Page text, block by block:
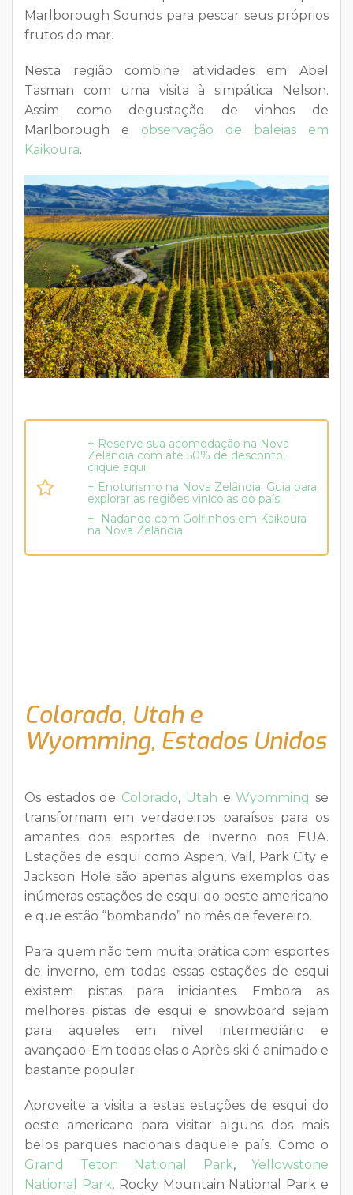
Marlborough Sounds para pescar seus próprios
frutos do mar.
Nesta região combine atividades em Abel
Tasman com uma visita à simpática Nelson.
Assim como degustação de vinhos de
Marlborough e observação de baleias em
Kaikoura.
+ Reserve sua acomodação na Nova
Zelândia com até 50% de desconto,
clique aqui!
+ Enoturismo na Nova Zelândia: Guia para
explorar as regiões vinícolas do país
+ Nadando com Golfinhos em Kaikoura
na Nova Zelândia
Colorado, Utah e
Wyomming, Estados Unidos
Os estados de Colorado, Utah eWyomming se
transformam em verdadeiros paraísos para os
amantes dos esportes de inverno nos EUA.
Estações de esqui como Aspen, Vail, Park City e
Jackson Hole são apenas alguns exemplos das
inúmeras estações de esqui do oeste americano
e que estão “bombando” no mês de fevereiro.
Para quem não tem muita prática com esportes
de inverno, em todas essas estações de esqui
existem pistas para iniciantes. Embora as
melhores pistas de esqui e snowboard sejam
para aqueles em nível intermediário e
avançado. Em todas elas o Après-ski é animado e
bastante popular.
Aproveite a visita a estas estações de esqui do
oeste americano para visitar alguns dos mais
belos parques nacionais daquele país. Como o
Grand Teton National Park, Yellowstone
National Park, Rocky Mountain National Park e